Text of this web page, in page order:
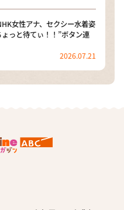
女性アナ、セクシー水着姿
っと待てぃ！！”ボタン連
2026.07.21